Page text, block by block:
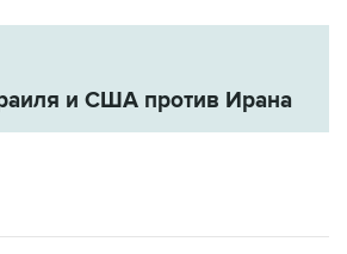
и США против Ирана